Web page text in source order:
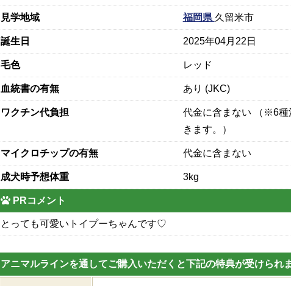
見学地域 福岡県 久留米市
誕生日 2025年04月22日
毛色 レッド
血統書の有無 あり (JKC)
ワクチン代負担
代金に含まない （※6種
きます。）
マイクロチップの有無 代金に含まない
成犬時予想体重 3kg
PRコメント
とっても可愛いトイプーちゃんです♡
アニマルラインを通してご購入いただくと下記の特典が受けられ